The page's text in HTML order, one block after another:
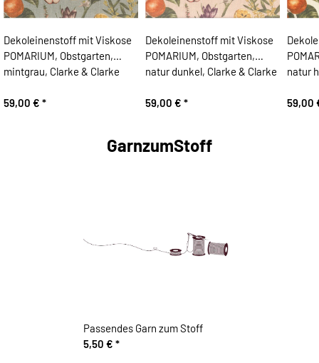
Dekoleinenstoff mit Viskose
POMARIUM, Obstgarten,
mintgrau, Clarke & Clarke
59,00 € *
Dekoleinenstoff mit Viskose
POMARIUM, Obstgarten,
natur dunkel, Clarke & Clarke
59,00 € *
natur
59,00
GarnzumStoff
Passendes Garn zum Stoff
5,50 € *